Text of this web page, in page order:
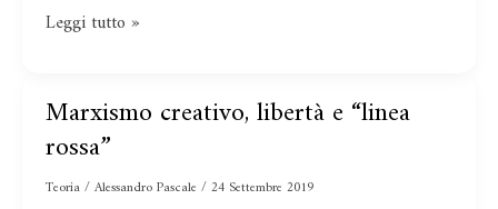
marxista?
Leggi tutto »
Marxismo creativo, libertà e “linea
rossa”
Teoria/Alessandro Pascale /24 Settembre 2019
Marxismo
creativo,
libertà
e